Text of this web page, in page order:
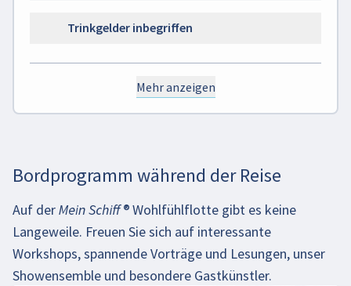
Trinkgelder inbegriffen
Mehr anzeigen
Bordprogramm während der Reise
Auf derMein Schiff®Wohlfühlflotte gibt es keine
Langeweile. Freuen Sie sich auf interessante
Workshops, spannende Vorträge und Lesungen, unser
Showensemble und besondere Gastkünstler.